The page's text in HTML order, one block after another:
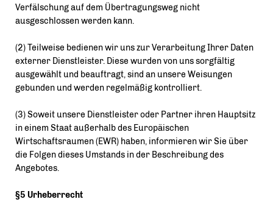
Verfälschung auf dem Übertragungsweg nicht
ausgeschlossen werden kann.
(2) Teilweise bedienen wir uns zur Verarbeitung Ihrer Daten
externer Dienstleister. Diese wurden von uns sorgfältig
ausgewählt und beauftragt, sind an unsere Weisungen
gebunden und werden regelmäßig kontrolliert.
(3) Soweit unsere Dienstleister oder Partner ihren Hauptsitz
in einem Staat außerhalb des Europäischen
Wirtschaftsraumen (EWR) haben, informieren wir Sie über
die Folgen dieses Umstands in der Beschreibung des
Angebotes.
§5 Urheberrecht